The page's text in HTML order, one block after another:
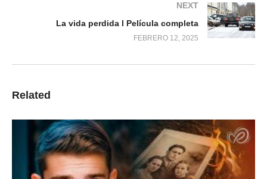
NEXT
La vida perdida l Película completa
FEBRERO 12, 2025
Related